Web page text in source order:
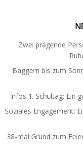
Zwei prägende
Baggern bis zum
Infos 1. Schultag: Ein
Soziales Engagement:
38-mal Grund zum